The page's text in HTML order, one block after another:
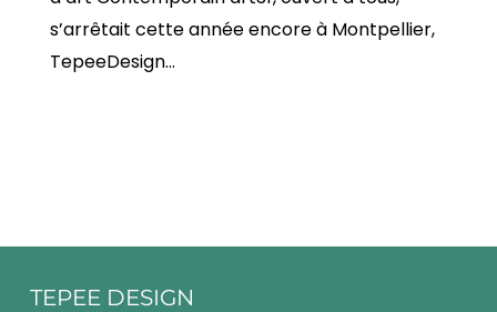
s’arrêtait cette année encore à Montpellier,
TepeeDesign…
TEPEE DESIGN